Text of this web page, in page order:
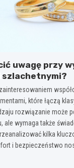
uwagę przy
szlachetnymi?
które łączą
rozwiązanie może
ale wymaga także
kilka
i bezpieczeństwo